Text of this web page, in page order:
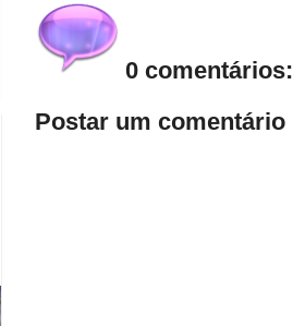
0 comentários:
Postar um comentário